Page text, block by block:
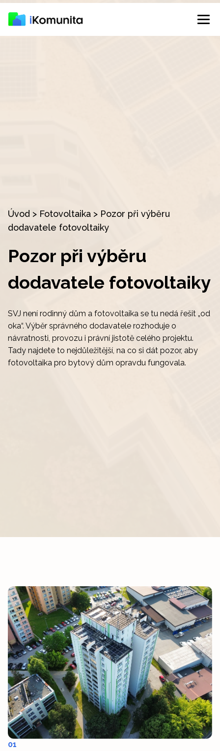
Úvod > Fotovoltaika > Pozor při výběru
dodavatele fotovoltaiky
Pozor při výběru
dodavatele fotovoltaiky
SVJ není rodinný dům a fotovoltaika se tu nedá řešit „od
oka“. Výběr správného dodavatele rozhoduje o
návratnosti, provozu i právní jistotě celého projektu.
Tady najdete to nejdůležitější, na co si dát pozor, aby
fotovoltaika pro bytový dům opravdu fungovala.
01